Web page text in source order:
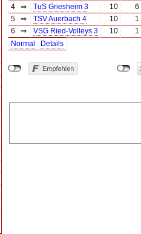
4
⇒ TuS Griesheim 3 10
6
5
⇒ TSV Auerbach 4 10
1
6
⇒ VSG Ried-Volleys 3 10
1
Normal
Details